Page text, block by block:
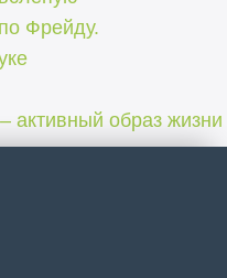
Фрейду.
активный образ жизни